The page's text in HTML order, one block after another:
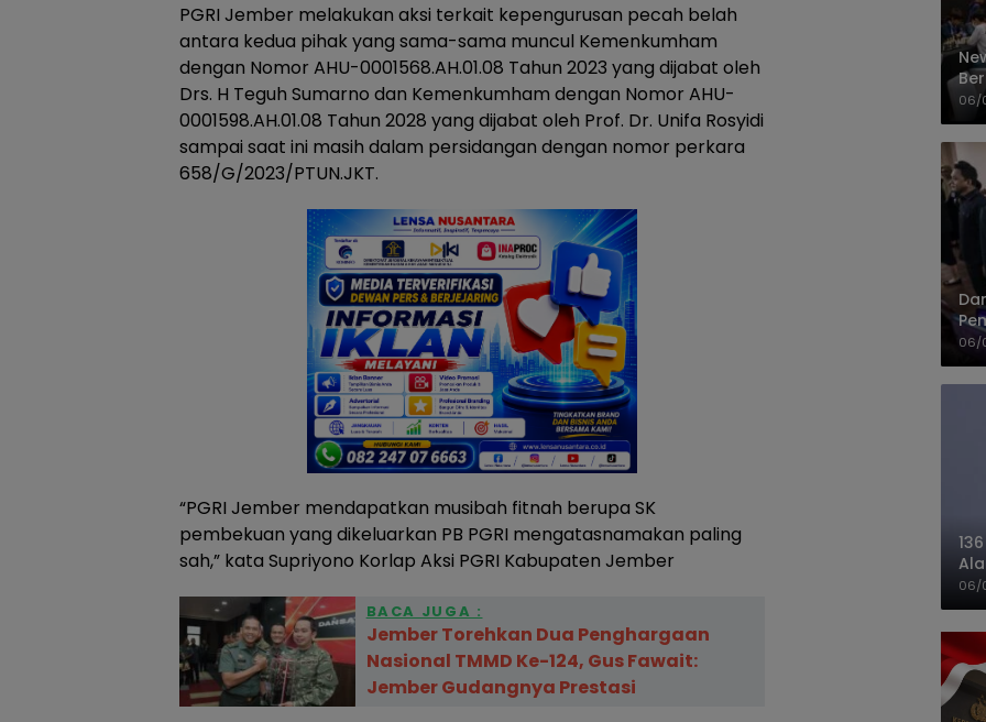
PGRI Jember melakukan aksi terkait kepengurusan pecah belah
antara kedua pihak yang sama-sama muncul Kemenkumham
dengan Nomor AHU-0001568.AH.01.08 Tahun 2023 yang dijabat oleh
Drs. H Teguh Sumarno dan Kemenkumham dengan Nomor AHU-
0001598.AH.01.08 Tahun 2028 yang dijabat oleh Prof. Dr. Unifa Rosyidi
sampai saat ini masih dalam persidangan dengan nomor perkara
658/G/2023/PTUN.JKT.
“PGRI Jember mendapatkan musibah fitnah berupa SK
pembekuan yang dikeluarkan PB PGRI mengatasnamakan paling
sah,” kata Supriyono Korlap Aksi PGRI Kabupaten Jember
BACA JUGA :
Jember Torehkan Dua Penghargaan
Nasional TMMD Ke-124, Gus Fawait:
Jember Gudangnya Prestasi
06/
06/
06/